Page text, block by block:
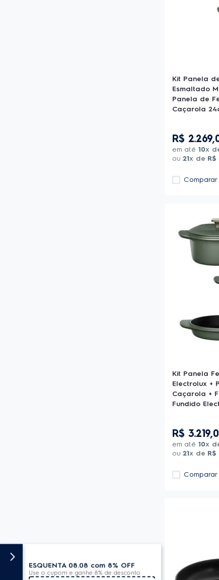
ESQUENTA 08.08 com 8% OFF
Use o cupom e ganhe 8% de desconto
Kit Panela
Esmaltado
Panela de
Caçarola
R$ 2.269,
em até 10x
ou 21x de R$
Comparar
Kit Panela
Electrolux +
Caçarola +
Fundido
R$ 3.219,
em até 10x
ou 21x de R$
Comparar